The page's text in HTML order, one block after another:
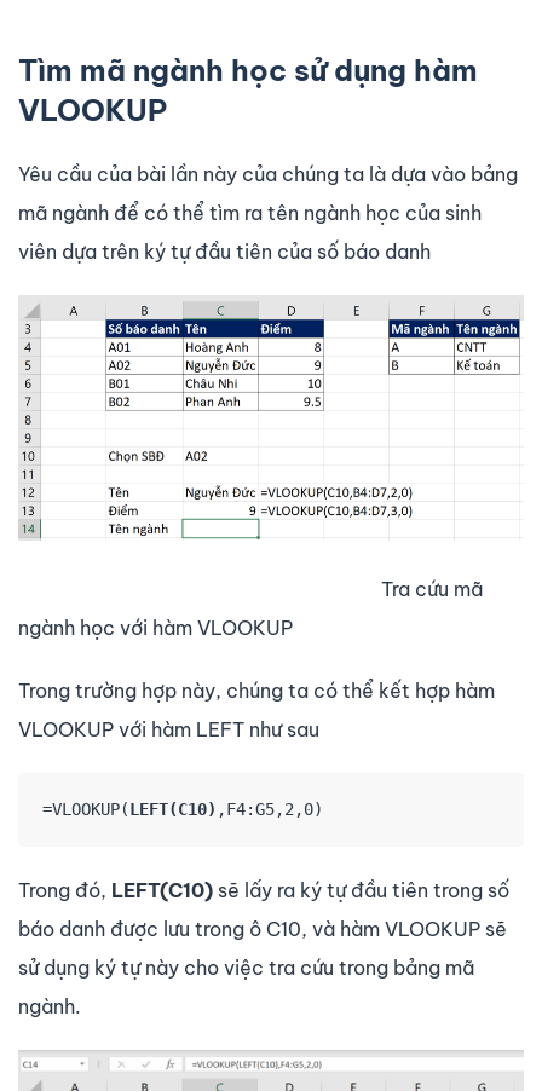
Tìm mã ngành học sử dụng hàm
VLOOKUP
Yêu cầu của bài lần này của chúng ta là dựa vào bảng
mã ngành để có thể tìm ra tên ngành học của sinh
viên dựa trên ký tự đầu tiên của số báo danh
Tra cứu mã
ngành học với hàm VLOOKUP
Trong trường hợp này, chúng ta có thể kết hợp hàm
VLOOKUP với hàm LEFT như sau
=VLOOKUP(LEFT(C10) ,F4:G5,2,0)
Trong đó, LEFT(C10) sẽ lấy ra ký tự đầu tiên trong số
báo danh được lưu trong ô C10, và hàm VLOOKUP sẽ
sử dụng ký tự này cho việc tra cứu trong bảng mã
ngành.